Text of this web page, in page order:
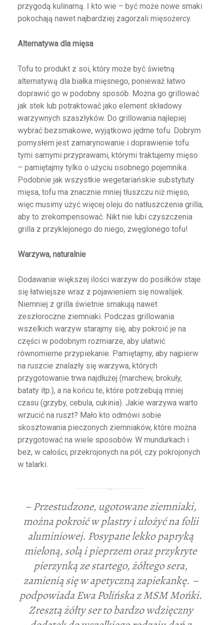
przygodą kulinarną. I kto wie – być może nowe smaki
pokochają nawet najbardziej zagorzali mięsożercy.
Alternatywa dla mięsa
Tofu to produkt z soi, który może być świetną
alternatywą dla białka mięsnego, ponieważ łatwo
doprawić go w podobny sposób. Można go grillować
jak stek lub potraktować jako element składowy
warzywnych szaszłyków. Do grillowania najlepiej
wybrać bezsmakowe, wyjątkowo jędrne tofu. Dobrym
pomysłem jest zamarynowanie i doprawienie tofu
tymi samymi przyprawami, którymi traktujemy mięso
– pamiętajmy tylko o użyciu osobnego pojemnika.
Podobnie jak wszystkie wegetariańskie substytuty
mięsa, tofu ma znacznie mniej tłuszczu niż mięso,
więc musimy użyć więcej oleju do natłuszczenia grilla,
aby to zrekompensować. Nikt nie lubi czyszczenia
grilla z przyklejonego do niego, zwęglonego tofu!
Warzywa, naturalnie
Dodawanie większej ilości warzyw do posiłków staje
się łatwiejsze wraz z pojawieniem się nowalijek.
Niemniej z grilla świetnie smakują nawet
zeszłoroczne ziemniaki. Podczas grillowania
wszelkich warzyw starajmy się, aby pokroić je na
części w podobnym rozmiarze, aby ułatwić
równomierne przypiekanie. Pamiętajmy, aby najpierw
na ruszcie znalazły się warzywa, których
przygotowanie trwa najdłużej (marchew, brokuły,
bataty itp.), a na końcu te, które potrzebują mniej
czasu (grzyby, cebula, cukinia). Jakie warzywa warto
wrzucić na ruszt? Mało kto odmówi sobie
skosztowania pieczonych ziemniaków, które można
przygotować na wiele sposobów. W mundurkach i
bez, w całości, przekrojonych na pół, czy pokrojonych
w talarki.
– Przestudzone, ugotowane ziemniaki,
można pokroić w plastry i ułożyć na folii
aluminiowej. Posypane lekko papryką
mieloną, solą i pieprzem oraz przykryte
pierzynką ze startego, żółtego sera,
zamienią się w apetyczną zapiekankę. –
podpowiada Ewa Polińska z MSM Mońki.
Zresztą żółty ser to bardzo wdzięczny